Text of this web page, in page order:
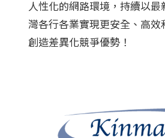
人性化的網路環境，持續以最
灣各行各業實現更安全、高效
創造差異化競爭優勢！